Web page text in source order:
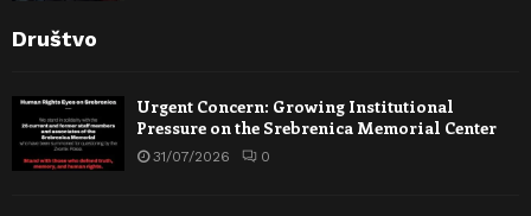
Društvo
Urgent Concern: Growing Institutional
Pressure on the Srebrenica Memorial Center
31/07/2026 0